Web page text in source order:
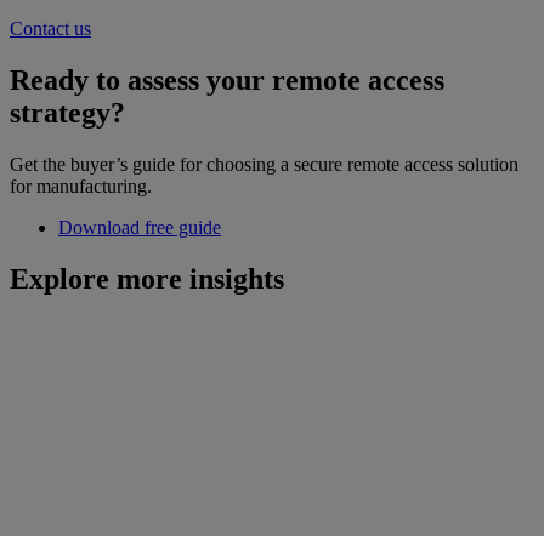
Contact us
Ready to assess your remote access
strategy?
Get the buyer’s guide for choosing a secure remote access solution
for manufacturing.
Download free guide
Explore more insights